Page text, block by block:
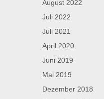
August 2022
Juli 2022
Juli 2021
April 2020
Juni 2019
Mai 2019
Dezember 2018